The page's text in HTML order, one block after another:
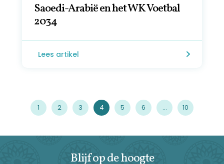
Saoedi-Arabië en het WK Voetbal
2034
Lees artikel
1 2 3 4 5 6 … 10
Blijf op de hoogte